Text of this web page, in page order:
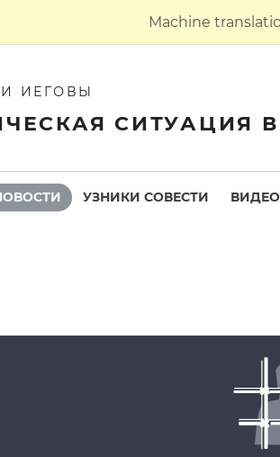
Machine
ИЕГОВЫ
СИТУАЦИЯ
УЗНИКИ СОВЕСТИ ВИДЕО